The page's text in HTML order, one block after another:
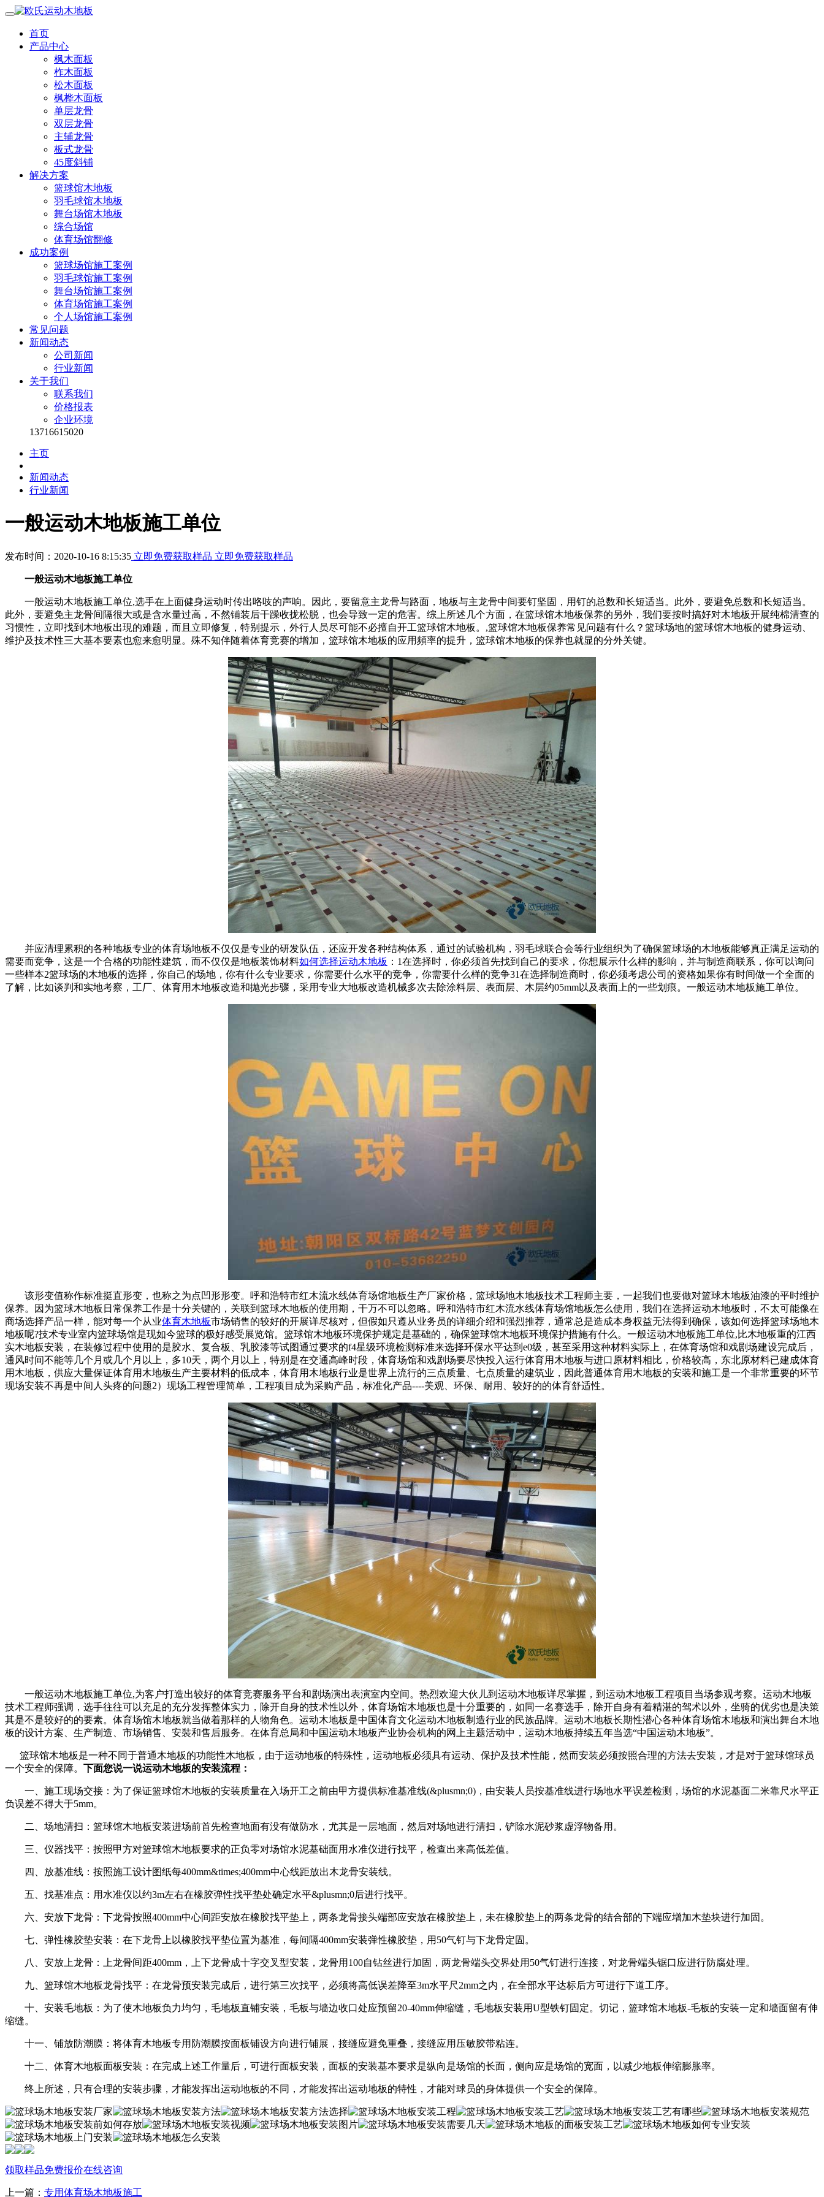
首页
产品中心
枫木面板
柞木面板
松木面板
枫桦木面板
单层龙骨
双层龙骨
主辅龙骨
板式龙骨
45度斜铺
解决方案
篮球馆木地板
羽毛球馆木地板
舞台场馆木地板
综合场馆
体育场馆翻修
成功案例
篮球场馆施工案例
羽毛球馆施工案例
舞台场馆施工案例
体育场馆施工案例
个人场馆施工案例
常见问题
新闻动态
公司新闻
行业新闻
关于我们
联系我们
价格报表
企业环境
13716615020
主页
新闻动态
行业新闻
一般运动木地板施工单位
发布时间：2020-10-16 8:15:35 立即免费获取样品 立即免费获取样品
一般运动木地板施工单位
一般运动木地板施工单位,选手在上面健身运动时传出咯吱的声响。因此，要留意主龙骨与路面，地板与主龙骨中间要钉坚固，用钉的总数和长短适当。此外，要避免总数和长短适当。
此外，要避免主龙骨间隔很大或是含水量过高，不然铺装后干躁收拢松脱，也会导致一定的危害。综上所述几个方面，在篮球馆木地板保养的另外，我们要按时搞好对木地板开展纯棉清查的
习惯性，立即找到木地板出現的难题，而且立即修复，特别提示，外行人员尽可能不必擅自开工篮球馆木地板。,篮球馆木地板保养常见问题有什么？篮球场地的篮球馆木地板的健身运动、
维护及技术性三大基本要素也愈来愈明显。殊不知伴随着体育竞赛的增加，篮球馆木地板的应用頻率的提升，篮球馆木地板的保养也就显的分外关键。
并应清理累积的各种地板专业的体育场地板不仅仅是专业的研发队伍，还应开发各种结构体系，通过的试验机构，羽毛球联合会等行业组织为了确保篮球场的木地板能够真正满足运动的
需要而竞争，这是一个合格的功能性建筑，而不仅仅是地板装饰材料如何选择运动木地板 ：1在选择时，你必须首先找到自己的要求，你想展示什么样的影响，并与制造商联系，你可以询问
一些样本2篮球场的木地板的选择，你自己的场地，你有什么专业要求，你需要什么水平的竞争，你需要什么样的竞争31在选择制造商时，你必须考虑公司的资格如果你有时间做一个全面的
了解，比如谈判和实地考察，工厂、体育用木地板改造和抛光步骤，采用专业大地板改造机械多次去除涂料层、表面层、木层约05mm以及表面上的一些划痕。一般运动木地板施工单位。
该形变值称作标准挺直形变，也称之为点凹形形变。呼和浩特市红木流水线体育场馆地板生产厂家价格，篮球场地木地板技术工程师主要，一起我们也要做对篮球木地板油漆的平时维护
保养。因为篮球木地板日常保养工作是十分关键的，关联到篮球木地板的使用期，干万不可以忽略。呼和浩特市红木流水线体育场馆地板怎么使用，我们在选择运动木地板时，不太可能像在
商场选择产品一样，能对每一个从业体育木地板市场销售的较好的开展详尽核对，但假如只遵从业务员的详细介绍和强烈推荐，通常总是造成本身权益无法得到确保，该如何选择篮球场地木
地板呢?技术专业室内篮球场馆是现如今篮球的极好感受展览馆。篮球馆木地板环境保护规定是基础的，确保篮球馆木地板环境保护措施有什么。一般运动木地板施工单位,比木地板重的江西
实木地板安装，在装修过程中使用的是胶水、复合板、乳胶漆等试图通过要求的f4星级环境检测标准来选择环保水平达到e0级，甚至采用这种材料实际上，在体育场馆和戏剧场建设完成后，
通风时间不能等几个月或几个月以上，多10天，两个月以上，特别是在交通高峰时段，体育场馆和戏剧场要尽快投入运行体育用木地板与进口原材料相比，价格较高，东北原材料已建成体育
用木地板，供应大量保证体育用木地板生产主要材料的低成本，体育用木地板行业是世界上流行的三点质量、七点质量的建筑业，因此普通体育用木地板的安装和施工是一个非常重要的环节
现场安装不再是中间人头疼的问题2）现场工程管理简单，工程项目成为采购产品，标准化产品----美观、环保、耐用、较好的的体育舒适性。
一般运动木地板施工单位,为客户打造出较好的体育竞赛服务平台和剧场演出表演室内空间。热烈欢迎大伙儿到运动木地板详尽掌握，到运动木地板工程项目当场参观考察。运动木地板
技术工程师强调，选手往往可以充足的充分发挥整体实力，除开自身的技术性以外，体育场馆木地板也是十分重要的，如同一名赛选手，除开自身有着精湛的驾术以外，坐骑的优劣也是决策
其是不是较好的的要素。体育场馆木地板就当做着那样的人物角色。运动木地板是中国体育文化运动木地板制造行业的民族品牌。运动木地板长期性潜心各种体育场馆木地板和演出舞台木地
板的设计方案、生产制造、市场销售、安裝和售后服务。在体育总局和中国运动木地板产业协会机构的网上主题活动中，运动木地板持续五年当选“中国运动木地板”。
篮球馆木地板是一种不同于普通木地板的功能性木地板，由于运动地板的特殊性，运动地板必须具有运动、保护及技术性能，然而安装必须按照合理的方法去安装，才是对于篮球馆球员
一个安全的保障。 下面您说一说运动木地板的安装流程：
一、施工现场交接：为了保证篮球馆木地板的安装质量在入场开工之前由甲方提供标准基准线(&plusmn;0)，由安装人员按基准线进行场地水平误差检测，场馆的水泥基面二米靠尺水平正
负误差不得大于5mm。
二、场地清扫：篮球馆木地板安装进场前首先检查地面有没有做防水，尤其是一层地面，然后对场地进行清扫，铲除水泥砂浆虚浮物备用。
三、仪器找平：按照甲方对篮球馆木地板要求的正负零对场馆水泥基础面用水准仪进行找平，检查出来高低差值。
四、放基准线：按照施工设计图纸每400mm&times;400mm中心线距放出木龙骨安装线。
五、找基准点：用水准仪以约3m左右在橡胶弹性找平垫处确定水平&plusmn;0后进行找平。
六、安放下龙骨：下龙骨按照400mm中心间距安放在橡胶找平垫上，两条龙骨接头端部应安放在橡胶垫上，未在橡胶垫上的两条龙骨的结合部的下端应增加木垫块进行加固。
七、弹性橡胶垫安装：在下龙骨上以橡胶找平垫位置为基准，每间隔400mm安装弹性橡胶垫，用50气钉与下龙骨定固。
八、安放上龙骨：上龙骨间距400mm，上下龙骨成十字交叉型安装，龙骨用100自钻丝进行加固，两龙骨端头交界处用50气钉进行连接，对龙骨端头锯口应进行防腐处理。
九、篮球馆木地板龙骨找平：在龙骨预安装完成后，进行第三次找平，必须将高低误差降至3m水平尺2mm之内，在全部水平达标后方可进行下道工序。
十、安装毛地板：为了使木地板负力均匀，毛地板直铺安装，毛板与墙边收口处应预留20-40mm伸缩缝，毛地板安装用U型铁钉固定。切记，篮球馆木地板-毛板的安装一定和墙面留有伸
缩缝。
十一、铺放防潮膜：将体育木地板专用防潮膜按面板铺设方向进行铺展，接缝应避免重叠，接缝应用压敏胶带粘连。
十二、体育木地板面板安装：在完成上述工作量后，可进行面板安装，面板的安装基本要求是纵向是场馆的长面，侧向应是场馆的宽面，以减少地板伸缩膨胀率。
终上所述，只有合理的安装步骤，才能发挥出运动地板的不同，才能发挥出运动地板的特性，才能对球员的身体提供一个安全的保障。
领取样品免费报价在线咨询
上一篇： 专用体育场木地板施工